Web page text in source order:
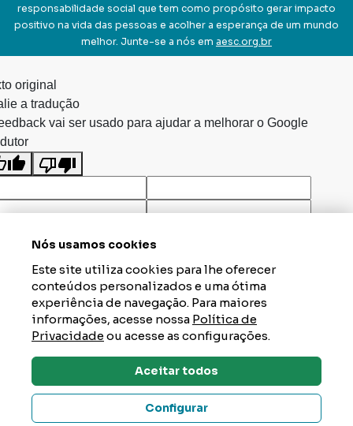
responsabilidade social que tem como propósito gerar impacto
positivo na vida das pessoas e acolher a esperança de um mundo
melhor. Junte-se a nós em aesc.org.br
Dúvidas? Tire Aqui
Nós usamos cookies
Este site utiliza cookies para lhe oferecer
conteúdos personalizados e uma ótima
experiência de navegação. Para maiores
informações, acesse nossa Política de
Privacidadeou acesse as configurações.
Aceitar todos
Configurar
original
a tradução
vai ser usado para ajudar a melhorar o Google